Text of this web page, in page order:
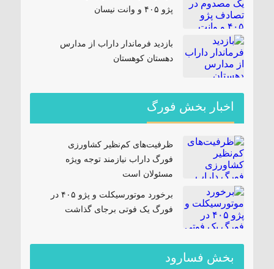
پژو ۴۰۵ و وانت نیسان
بازدید فرماندار داراب از مدارس
دهستان کوهستان
اخبار بخش فورگ
ظرفیت‌های کم‌نظیر کشاورزی
فورگ داراب نیازمند توجه ویژه
مسئولان است
برخورد موتورسیکلت و پژو ۴۰۵ در
فورگ یک فوتی برجای گذاشت
بخش فسارود